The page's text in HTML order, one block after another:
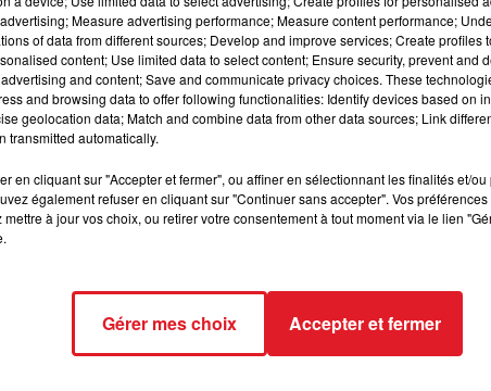
13h00 - 16h00
LES APRÈS-MIDI QUI CHANTENT
gravement touché à la cuisse a été transporté à
La piste du règlement de compte est évoquée
Measure advertising performance; Measure content performance;
of data from different sources; Develop and improve services; Create profiles
content; Use limited data to select content; Ensure security, prevent and
and content; Save and communicate privacy choices. These
and browsing data to offer following functionalities: Identify devices based on
geolocation data; Match and combine data from other data sources; Link
transmitted automatically.
en cliquant sur "Accepter et fermer", ou affiner en sélectionnant les finalités et/
également refuser en cliquant sur "Continuer sans accepter". Vos
mettre à jour vos choix, ou retirer votre consentement à tout moment via le lien
Gérer mes choix Accepter et fermer